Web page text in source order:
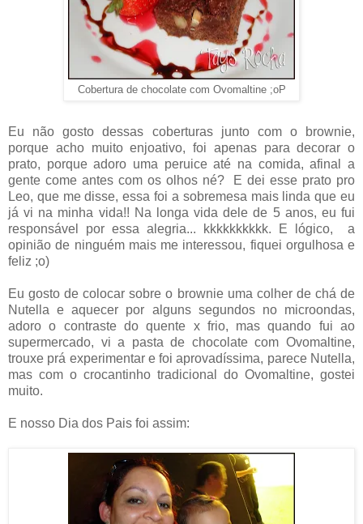
Cobertura de chocolate com Ovomaltine ;oP
Eu não gosto dessas coberturas junto com o brownie,
porque acho muito enjoativo, foi apenas para decorar o
prato, porque adoro uma peruice até na comida, afinal a
gente come antes com os olhos né? E dei esse prato pro
Leo, que me disse, essa foi a sobremesa mais linda que eu
já vi na minha vida!! Na longa vida dele de 5 anos, eu fui
responsável por essa alegria... kkkkkkkkkk. E lógico, a
opinião de ninguém mais me interessou, fiquei orgulhosa e
feliz ;o)
Eu gosto de colocar sobre o brownie uma colher de chá de
Nutella e aquecer por alguns segundos no microondas,
adoro o contraste do quente x frio, mas quando fui ao
supermercado, vi a pasta de chocolate com Ovomaltine,
trouxe prá experimentar e foi aprovadíssima, parece Nutella,
mas com o crocantinho tradicional do Ovomaltine, gostei
muito.
E nosso Dia dos Pais foi assim: